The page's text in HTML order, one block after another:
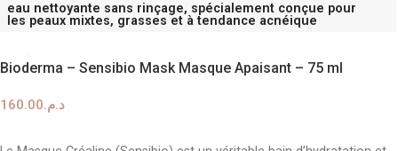
eau nettoyante sans rinçage, spécialement conçue pour
les peaux mixtes, grasses et à tendance acnéique
Bioderma – Sensibio Mask Masque Apaisant – 75 ml
د.م.160.00